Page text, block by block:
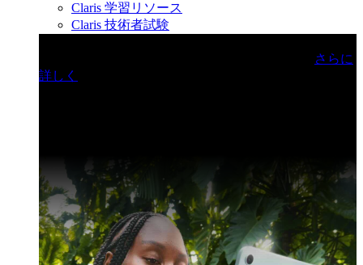
Claris 学習リソース
Claris 技術者試験
さらに
詳しく